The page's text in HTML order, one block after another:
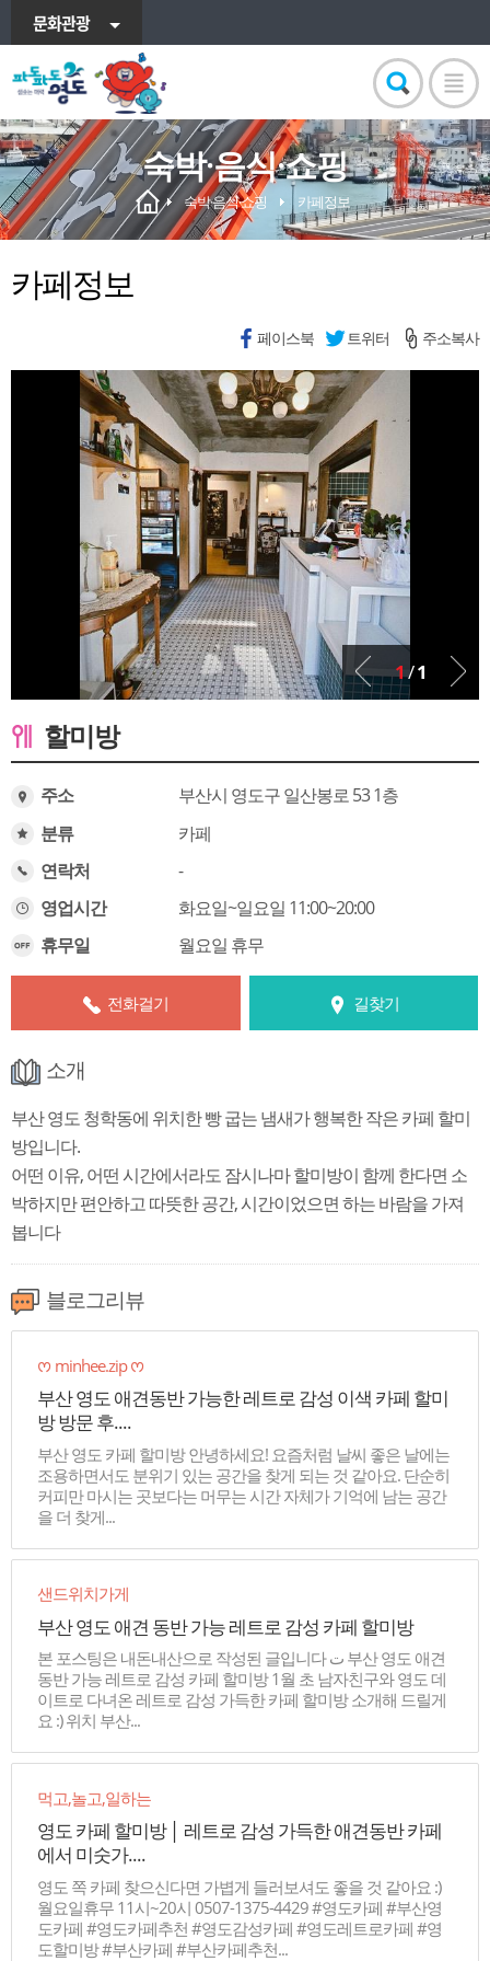
문화관광
숙박·음식·쇼핑
숙박·음식·쇼핑 카페정보
카페정보
페이스북 트위터 주소복사
1/1
할미방
주소
부산시 영도구 일산봉로 53 1층
분류
카페
연락처
-
영업시간
화요일~일요일 11:00~20:00
휴무일
월요일 휴무
전화걸기 길찾기
소개
부산 영도 청학동에 위치한 빵 굽는 냄새가 행복한 작은 카페 할미
방입니다.
어떤 이유, 어떤 시간에서라도 잠시나마 할미방이 함께 한다면 소
박하지만 편안하고 따뜻한 공간, 시간이었으면 하는 바람을 가져
봅니다
블로그리뷰
ᰔ minhee.zip ᰔ
부산 영도 애견동반 가능한 레트로 감성 이색 카페 할미
방 방문 후....
부산 영도 카페 할미방 안녕하세요! 요즘처럼 날씨 좋은 날에는
조용하면서도 분위기 있는 공간을 찾게 되는 것 같아요. 단순히
커피만 마시는 곳보다는 머무는 시간 자체가 기억에 남는 공간
을 더 찾게...
샌드위치가게
부산 영도 애견 동반 가능 레트로 감성 카페 할미방
본 포스팅은 내돈내산으로 작성된 글입니다 ت 부산 영도 애견
동반 가능 레트로 감성 카페 할미방 1월 초 남자친구와 영도 데
이트로 다녀온 레트로 감성 가득한 카페 할미방 소개해 드릴게
요 :) 위치 부산...
먹고,놀고,일하는
영도 카페 할미방 │ 레트로 감성 가득한 애견동반 카페
에서 미숫가....
영도 쪽 카페 찾으신다면 가볍게 들러보셔도 좋을 것 같아요 :)
월요일휴무 11시~20시 0507-1375-4429 #영도카페 #부산영
도카페 #영도카페추천 #영도감성카페 #영도레트로카페 #영
도할미방 #부산카페 #부산카페추천...